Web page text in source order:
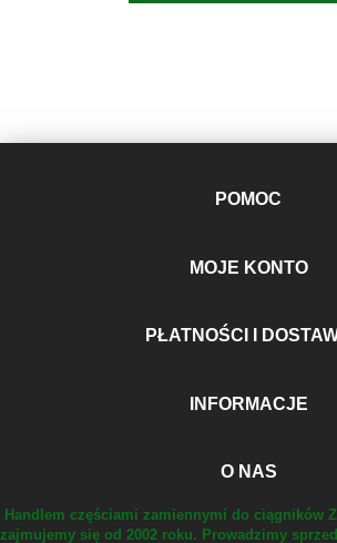
POMOC
MOJE KONTO
PŁATNOŚCI I
INFORMACJE
O NAS
Handlem częściami zamiennymi do ciągników
zajmujemy się od 2002 roku. Prowadzimy